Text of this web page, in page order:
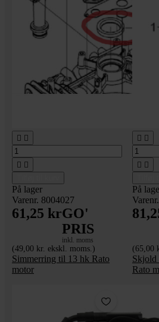
 
 
På lager
Varenr. 8004027
61,25 krGO'
PRIS
inkl. moms
(49,00 kr. ekskl. moms.)
Simmerring til 13 hk Rato
motor
 
 
På
(65,00
Skjold
Rato